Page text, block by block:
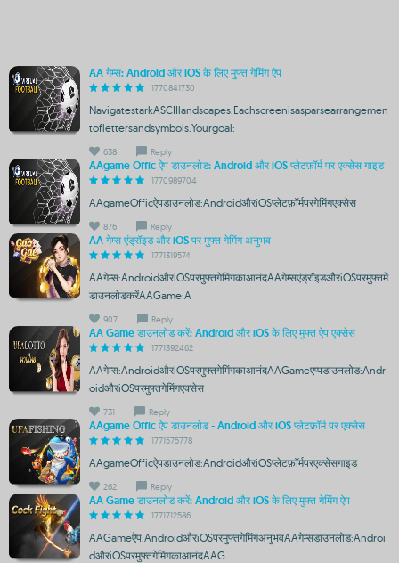
AA गेम्स: Android और iOS के लिए मुफ्त गेमिंग ऐप
1770841730
NavigatestarkASCIIlandscapes.Eachscreenisasparsearrangemen
toflettersandsymbols.Yourgoal:
638 Reply
AAgame Offic ऐप डाउनलोड: Android और iOS प्लेटफ़ॉर्म पर एक्सेस गाइड
1770989704
AAgameOfficऐपडाउनलोड:AndroidऔरiOSप्लेटफ़ॉर्मपरगेमिंगएक्सेस
876 Reply
AA गेम्स एंड्रॉइड और iOS पर मुफ्त गेमिंग अनुभव
1771319574
AAगेम्स:AndroidऔरiOSपरमुफ्तगेमिंगकाआनंदAAगेम्सएंड्रॉइडऔरiOSपरमुफ्तमें
डाउनलोडकरेंAAGame:A
907 Reply
AA Game डाउनलोड करें: Android और iOS के लिए मुफ्त ऐप एक्सेस
1771392462
AAगेम्स:AndroidऔरiOSपरमुफ्तगेमिंगकाआनंदAAGameएप्पडाउनलोड:Andr
oidऔरiOSपरमुफ्तगेमिंगएक्सेस
731 Reply
AAgame Offic ऐप डाउनलोड - Android और iOS प्लेटफ़ॉर्म पर एक्सेस
1771575778
AAgameOfficऐपडाउनलोड:AndroidऔरiOSप्लेटफ़ॉर्मपरएक्सेसगाइड
262 Reply
AA Game डाउनलोड करें: Android और iOS के लिए मुफ्त गेमिंग ऐप
1771712586
AAGameऐप:AndroidऔरiOSपरमुफ्तगेमिंगअनुभवAAगेम्सडाउनलोड:Androi
dऔरiOSपरमुफ्तगेमिंगकाआनंदAAG